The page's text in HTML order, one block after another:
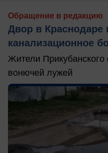
Обращение в редакцию
Двор в Краснодаре
канализационное
Жители Прикубанского
вонючей лужей